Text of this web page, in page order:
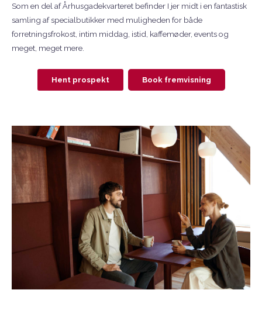
Som en del af Århusgadekvarteret befinder I jer midt i en fantastisk
samling af specialbutikker med muligheden for både
forretningsfrokost, intim middag, istid, kaffemøder, events og
meget, meget mere.
Hent prospekt Book fremvisning